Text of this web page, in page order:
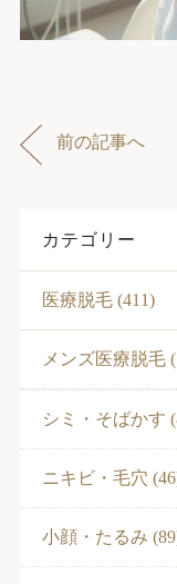
前の記事へ
カテゴリー
医療脱毛 (411)
メンズ医療脱毛
シミ・そばかす
ニキビ・毛穴
小顔・たるみ